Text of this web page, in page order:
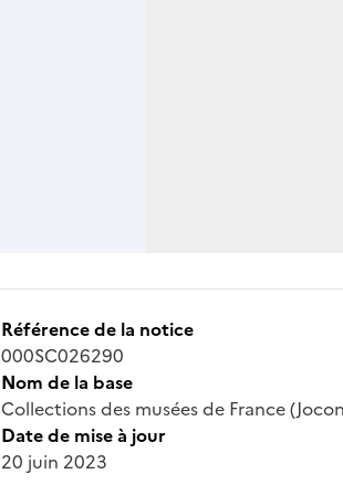
Référence de la notice
000SC026290
Nom de la base
Collections des musées de France
Date de mise à jour
20 juin 2023